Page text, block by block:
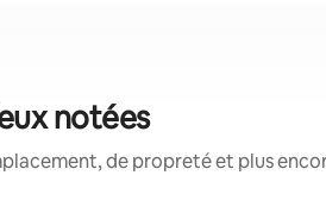
notées
de propreté et plus